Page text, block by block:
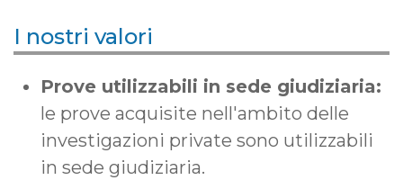
I nostri valori
Prove utilizzabili in sede giudiziaria:
le prove acquisite nell'ambito delle
investigazioni private sono utilizzabili
in sede giudiziaria.